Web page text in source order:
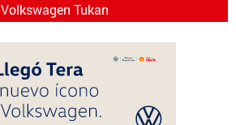
Volkswagen Tukan